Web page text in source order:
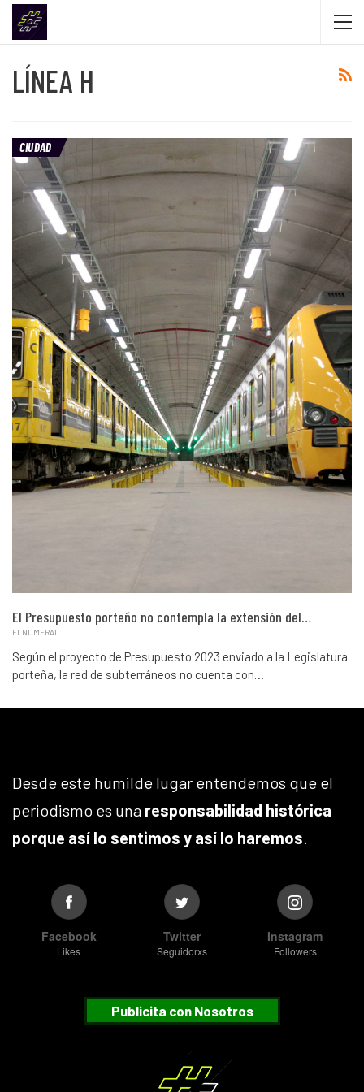
LÍNEA H
CIUDAD
El Presupuesto porteño no contempla la extensión del…
ELNUMERAL
Según el proyecto de Presupuesto 2023 enviado a la Legislatura
porteña, la red de subterráneos no cuenta con…
Desde este humilde lugar entendemos que el
periodismo es una responsabilidad histórica
porque así lo sentimos y así lo haremos.
Facebook
Likes
Twitter
Seguidorxs
Instagram
Followers
Publicita con Nosotros